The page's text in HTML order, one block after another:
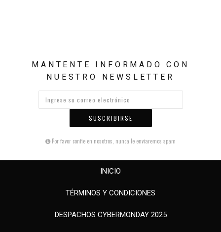
MANTENTE INFORMADO CON
NUESTRO NEWSLETTER
SUSCRIBIRSE
Por favor confie en nosotros, nunca le enviaremos spam
INICIO
TÉRMINOS Y CONDICIONES
DESPACHOS CYBERMONDAY 2025